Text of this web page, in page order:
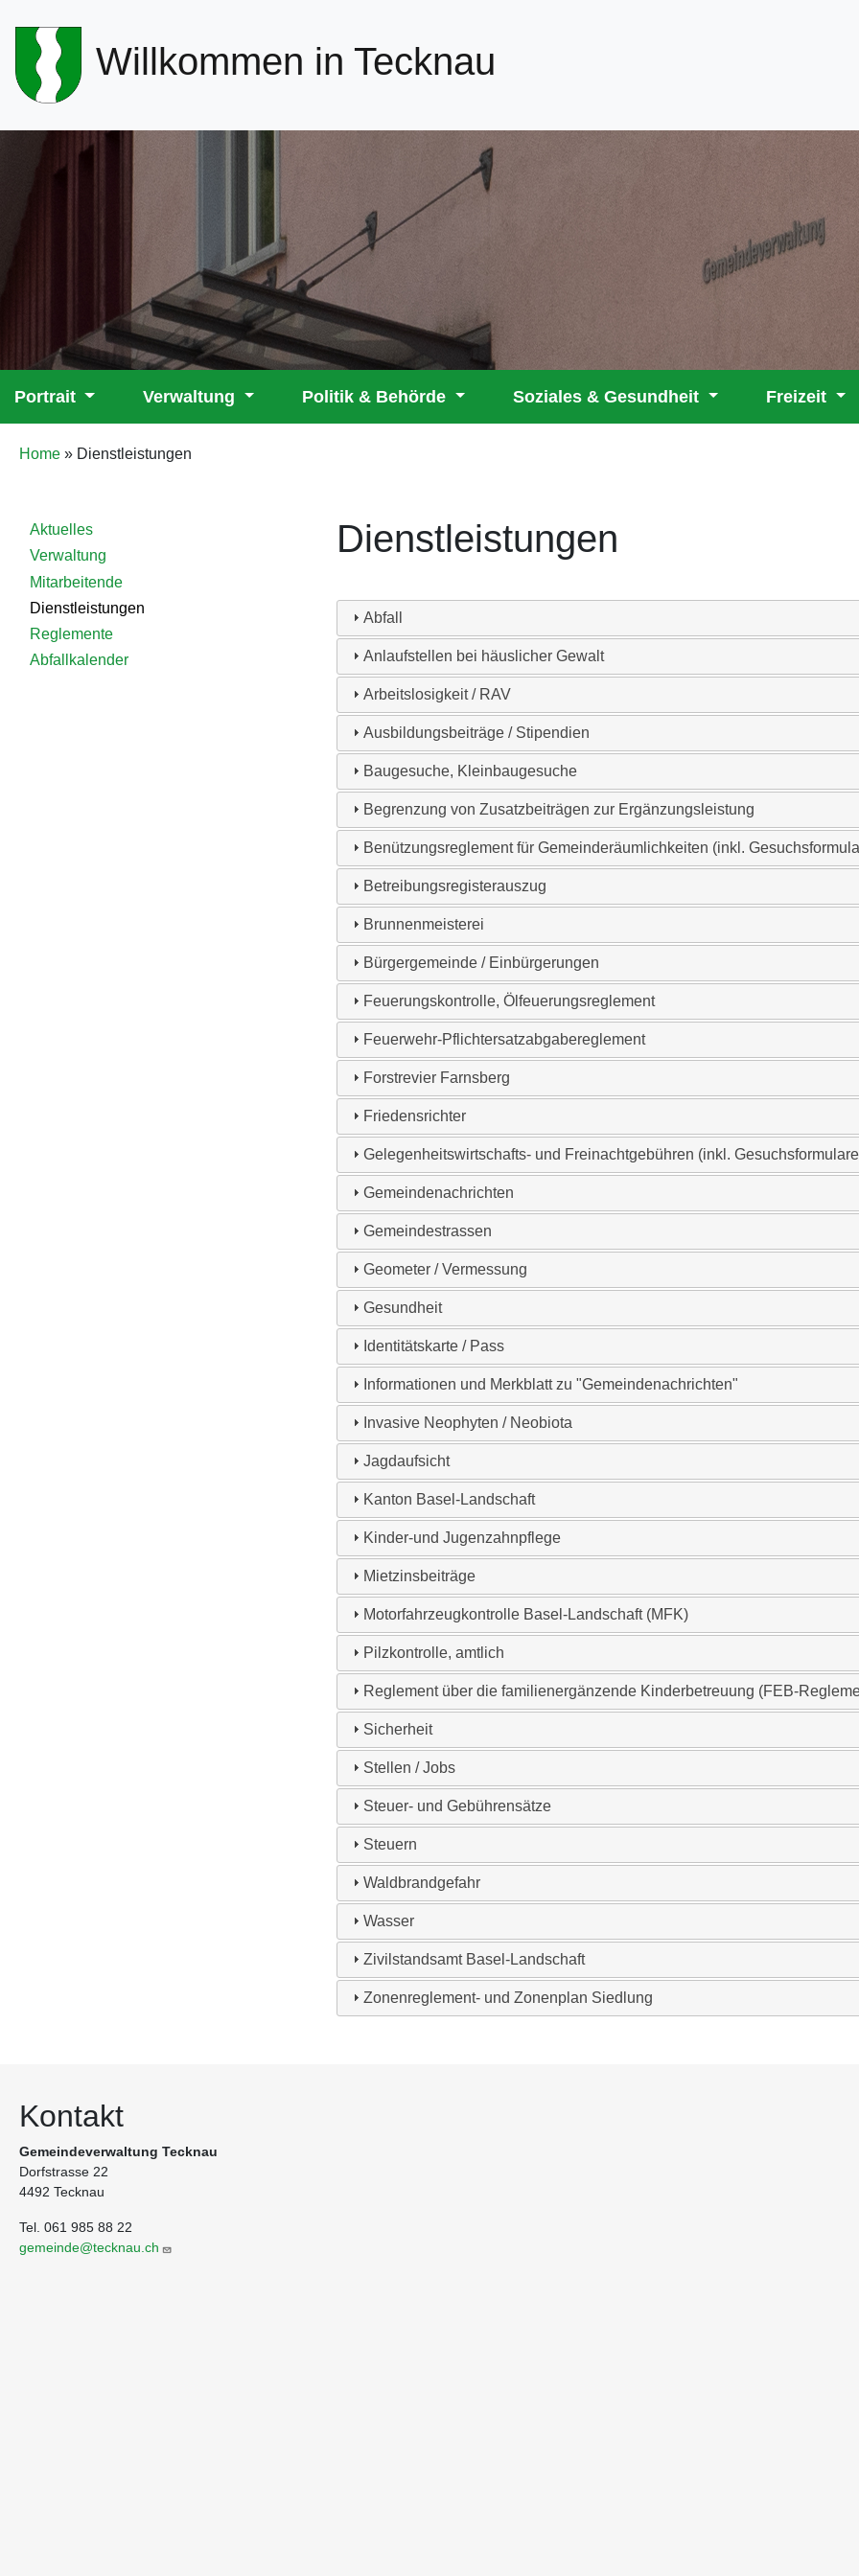
Header-
NavigationWillkommen in Tecknau
Hauptnavigation
Portrait Verwaltung Politik & Behörde Soziales & Gesundheit Freizeit
Pfadnavigation
Home Dienstleistungen
Detailnavigation
Verwaltung
Aktuelles
Verwaltung
Mitarbeitende
Dienstleistungen
Reglemente
Abfallkalender
Dienstleistungen
Abfall
Anlaufstellen bei häuslicher Gewalt
Arbeitslosigkeit / RAV
Ausbildungsbeiträge / Stipendien
Baugesuche, Kleinbaugesuche
Begrenzung von Zusatzbeiträgen zur Ergänzungsleistung
Benützungsreglement für Gemeinderäumlichkeiten (inkl.
Betreibungsregisterauszug
Brunnenmeisterei
Bürgergemeinde / Einbürgerungen
Feuerungskontrolle, Ölfeuerungsreglement
Feuerwehr-Pflichtersatzabgabereglement
Forstrevier Farnsberg
Friedensrichter
Gelegenheitswirtschafts- und Freinachtgebühren (inkl.
Gemeindenachrichten
Gemeindestrassen
Geometer / Vermessung
Gesundheit
Identitätskarte / Pass
Informationen und Merkblatt zu "Gemeindenachrichten"
Invasive Neophyten / Neobiota
Jagdaufsicht
Kanton Basel-Landschaft
Kinder-und Jugenzahnpflege
Mietzinsbeiträge
Motorfahrzeugkontrolle Basel-Landschaft (MFK)
Pilzkontrolle, amtlich
Reglement über die familienergänzende Kinderbetreuung (FEB-
Sicherheit
Stellen / Jobs
Steuer- und Gebührensätze
Steuern
Waldbrandgefahr
Wasser
Zivilstandsamt Basel-Landschaft
Zonenreglement- und Zonenplan Siedlung
Kontakt
Gemeindeverwaltung Tecknau
Dorfstrasse 22
4492 Tecknau
Tel. 061 985 88 22
gemeinde@tecknau.ch